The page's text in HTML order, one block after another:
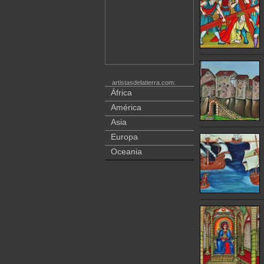
artistasdelatierra.com:
África
América
Asia
Europa
Oceania